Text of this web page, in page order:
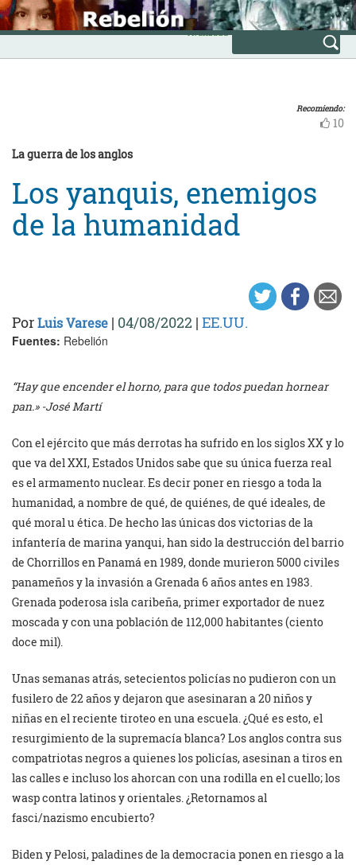
Skip
to
content
INICIO
Avanzada
Recomiendo:
10
La guerra de los anglos
Los yanquis, enemigos
de la humanidad
PorLuis Varese | 04/08/2022 | EE.UU.
Fuentes: Rebelión
“Hay que encender el horno, para que todos puedan hornear
pan.» -José Martí
Con el ejército que más derrotas ha sufrido en los siglos XX y lo
que va del XXI, Estados Unidos sabe que su única fuerza real
es el armamento nuclear. Es decir poner en riesgo a toda la
humanidad, a nombre de qué, de quiénes, de qué ideales, de
qué moral u ética. De hecho las únicas dos victorias de la
infantería de marina yanqui, han sido la destrucción del barrio
de Chorrillos en Panamá en 1989, donde murieron 5000 civiles
panameños y la invasión a Grenada 6 años antes en 1983.
Grenada poderosa isla caribeña, primer exportador de nuez
moscada y con una población de 112,000 habitantes (ciento
doce mil).
Unas semanas atrás, setecientos policías no pudieron con un
fusilero de 22 años y dejaron que asesinaran a 20 niños y
niñas en el reciente tiroteo en una escuela. ¿Qué es esto, el
resurgimiento de la supremacía blanca? Los anglos contra sus
compatriotas negros a quienes los policías, asesinan a tiros en
las calles e incluso los ahorcan con una rodilla en el cuello; los
wasp contra latinos y orientales. ¿Retornamos al
fasci/nazismo encubierto?
Biden y Pelosi, paladines de la democracia ponen en riesgo a la